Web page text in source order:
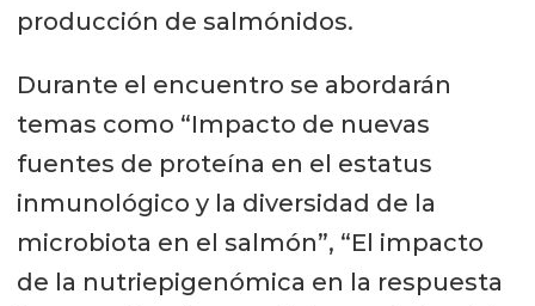
producción de salmónidos.
Durante el encuentro se abordarán
temas como “Impacto de nuevas
fuentes de proteína en el estatus
inmunológico y la diversidad de la
microbiota en el salmón”, “El impacto
de la nutriepigenómica en la respuesta